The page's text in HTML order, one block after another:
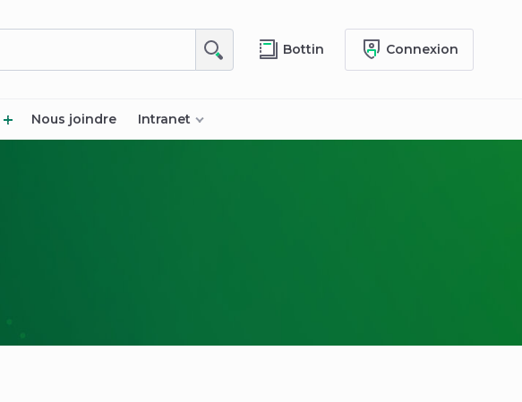
Bottin Connexion
Nous joindre Intranet